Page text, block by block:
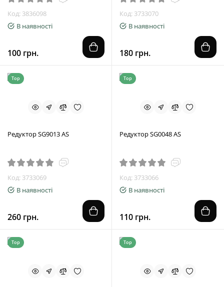
Код: 3836098
В наявності
100 грн.
Код: 3733070
В наявності
180 грн.
Top
Редуктор SG9013 AS
Код: 3733069
В наявності
260 грн.
Top
Редуктор SG0048 AS
Код: 3733066
В наявності
110 грн.
Top Top